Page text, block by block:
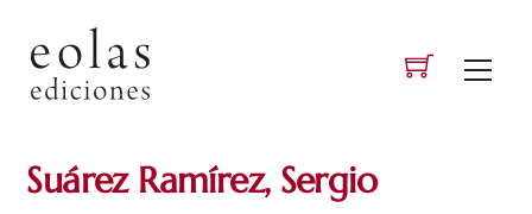
content
Suárez Ramírez, Sergio